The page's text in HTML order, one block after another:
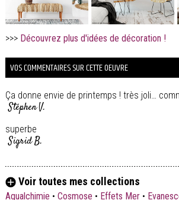
>>> Découvrez plus d'idées de décoration !
VOS COMMENTAIRES SUR CETTE OEUVRE
Ça donne envie de printemps ! très joli…
Stéphen V.
superbe
Sigrid B.
Voir toutes mes collections
Aqualchimie • Cosmose • Effets Mer•